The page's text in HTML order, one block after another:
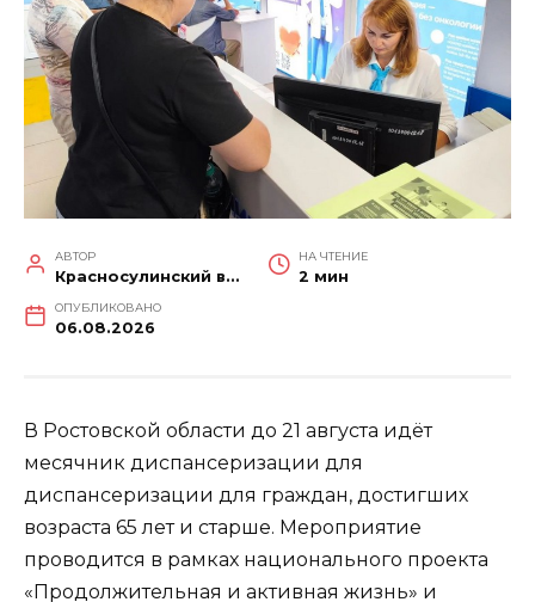
АВТОР
Красносулинский вестник
НА ЧТЕНИЕ
2 мин
ОПУБЛИКОВАНО
06.08.2026
В Ростовской области до 21 августа идёт
месячник диспансеризации для
диспансеризации для граждан, достигших
возраста 65 лет и старше. Мероприятие
проводится в рамках национального проекта
«Продолжительная и активная жизнь» и